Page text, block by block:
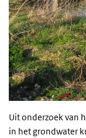
Uit onderzoek van
in het grondwater